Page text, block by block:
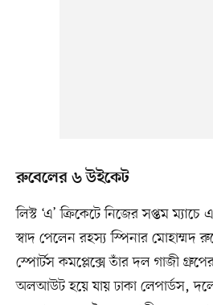
রুবেলের ৬ উইকেট
লিস্ট ‘এ’ ক্রিকেটে নিজের সপ্তম
স্বাদ পেলেন রহস্য স্পিনার মোহাম্মদ
স্পোর্টস কমপ্লেক্সে তাঁর দল গাজী
অলআউট হয়ে যায় ঢাকা লেপার্ডস,